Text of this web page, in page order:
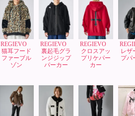
REGIEVO
猫耳フード
ファーブル
ゾン
REGIEVO
裏起毛グラ
ンジジップ
パーカー
REGIEVO
クロスアッ
プリケパー
カー
レザ
プパ